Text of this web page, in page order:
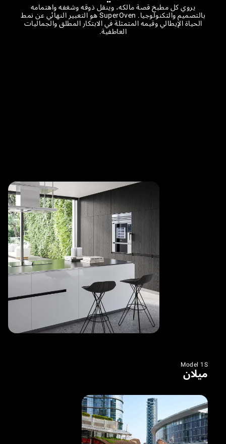
يروي كل مطبخ قصة مالكه، وينقل ذوقه وشغفه واهتمامه
بالتصميم والتكنولوجيا. SuperOven هو التعبير النهائي عن نمط
الحياة الإيطالي وقيمه المتمثلة في الابتكار المطلق والجماليات
العاطفية.
Model 1S
ميلان